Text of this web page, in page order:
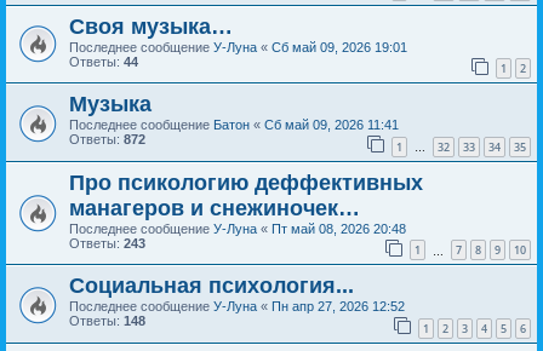
Своя музыка…
Последнее сообщение У-Луна « Сб май 09, 2026 19:01
Ответы: 44 1 2
Музыка
Последнее сообщение Батон « Сб май 09, 2026 11:41
Ответы: 872 1 … 32 33 34 35
Про псикологию деффективных
манагеров и снежиночек…
Последнее сообщение У-Луна « Пт май 08, 2026 20:48
Ответы: 243 1 7 8 9 10
Социальная психология...
Последнее сообщение У-Луна « Пн апр 27, 2026 12:52
Ответы: 148 1 2 3 4 5 6